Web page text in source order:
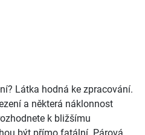
Látka hodná ke zpracování.
a některá náklonnost
k bližšímu